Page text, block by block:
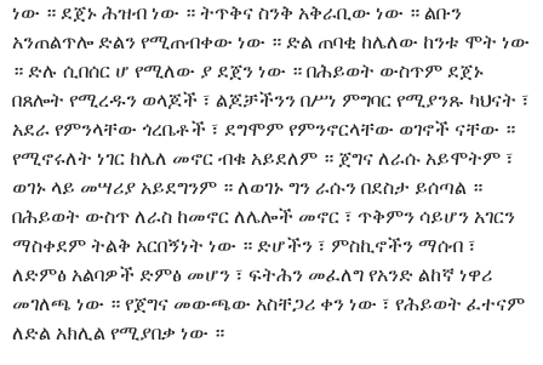
ነው ። ደጀኑ ሕዝብ ነው ። ትጥቅና ስንቅ አቅራቢው ነው ። ልቡን
አንጠልጥሎ ድልን የሚጠብቀው ነው ። ድል ጠባቂ ከሌለው ከንቱ ሞት ነው
። ድሉ ሲበሰር ሆ የሚለው ያ ደጀን ነው ። በሕይወት ውስጥም ደጀኑ
በጸሎት የሚረዱን ወላጆች ፣ ልጆቻችንን በሥነ ምግባር የሚያንጹ ካህናት ፣
አደራ የምንላቸው ጎረቤቶች ፣ ደግሞም የምንኖርላቸው ወገኖች ናቸው ።
የሚኖሩለት ነገር ከሌለ መኖር ብቁ አይደለም ። ጀግና ለራሱ አይሞትም ፣
ወገኑ ላይ መሣሪያ አይደግንም ። ለወገኑ ግን ራሱን በደስታ ይሰጣል ።
በሕይወት ውስጥ ለራስ ከመኖር ለሌሎች መኖር ፣ ጥቅምን ሳይሆን አገርን
ማስቀደም ትልቅ አርበኝነት ነው ። ድሆችን ፣ ምስኪኖችን ማሰብ ፣
ለድምፅ አልባዎች ድምፅ መሆን ፣ ፍትሕን መፈለግ የአንድ ልከኛ ነዋሪ
መገለጫ ነው ። የጀግና መውጫው አስቸጋሪ ቀን ነው ፣ የሕይወት ፈተናም
ለድል አክሊል የሚያበቃ ነው ።